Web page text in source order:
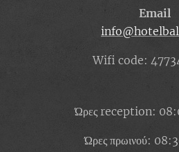
Email
Wifi code:
Ώρες reception:
Ώρες πρωινού: